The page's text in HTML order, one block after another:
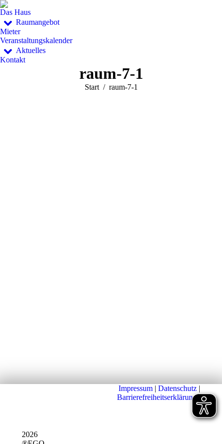
Das Haus
Raumangebot
Mieter
Veranstaltungskalender
Aktuelles
Kontakt
raum-7-1
Sie befinden sich hier:
Start raum-7-1
2026
Impressum | Datenschutz |
Barrierefreiheitserklärung|